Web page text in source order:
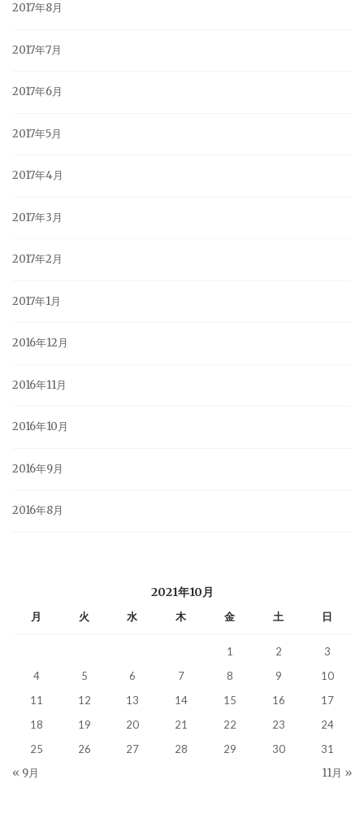
2017年8月
2017年7月
2017年6月
2017年5月
2017年4月
2017年3月
2017年2月
2017年1月
2016年12月
2016年11月
2016年10月
2016年9月
2016年8月
2021年10月
月 火 水 木 金 土 日
1 2
3
4
5 6 7 8 9
10
11
12 13 14 15 16
17
18
19 20 21 22 23
24
25
26 27 28 29 30 31
« 9月 11月 »